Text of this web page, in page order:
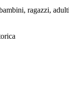
ragazzi, adulti